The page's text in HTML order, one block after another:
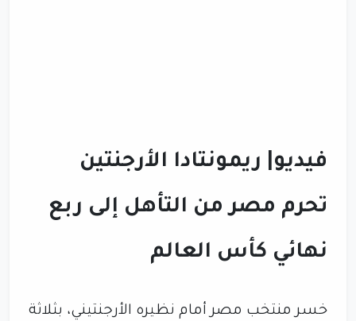
فيديو| ريمونتادا الأرجنتين
تحرم مصر من التأهل إلى ربع
نهائي كأس العالم
خسر منتخب مصر أمام نظيره الأرجنتيني، بثلاثة